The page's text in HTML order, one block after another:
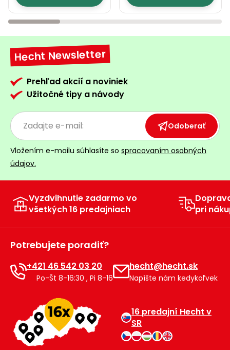
Hecht Newsletter
Prehľad akcií a noviniek
Užitočné tipy a návody
Odoberať
Vložením e-mailu súhlasíte so spracovaním osobných
údajov.
Vyzdvihnutie zadarmo vo
všetkých 16 predajniach
pri
Potrebujete poradiť?
+421 46 542 03 20
Po-Št 8-16:30 , Pi 8-16
hecht@hecht.sk
Napíšte nám kedykoľvek
16 predajní Hecht v
SR